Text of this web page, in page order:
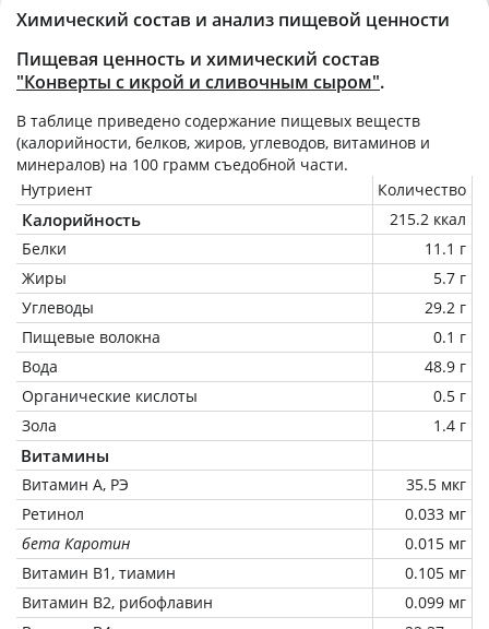
Химический состав и анализ пищевой ценности
Пищевая ценность и химический состав
"Конверты с икрой и сливочным сыром".
В таблице приведено содержание пищевых веществ
(калорийности, белков, жиров, углеводов, витаминов и
минералов) на 100 грамм съедобной части.
Нутриент
Количество
Калорийность
215.2 ккал
Белки
11.1 г
Жиры
5.7 г
Углеводы
29.2 г
Пищевые волокна
0.1 г
Вода
48.9 г
Органические кислоты
0.5 г
Зола
1.4 г
Витамины
Витамин А, РЭ
35.5 мкг
Ретинол
0.033 мг
бета Каротин
0.015 мг
Витамин В1, тиамин
0.105 мг
Витамин В2, рибофлавин
0.099 мг